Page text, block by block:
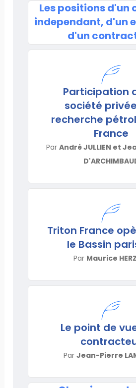
Les positions d'un
independant, d'un
d'un
Participation
société
recherche
France
Par André JULLIEN et
Triton France
le Bassin
Par Maurice
Le point de
Par Jean-Pierre